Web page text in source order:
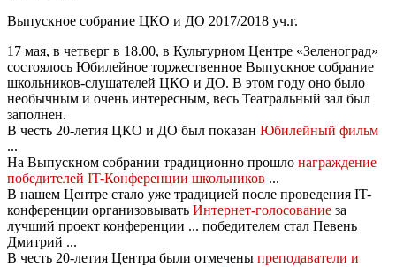
Выпускное собрание ЦКО и ДО 2017/2018 уч.г.
17 мая, в четверг в 18.00, в Культурном Центре «Зеленоград»
состоялось Юбилейное торжественное Выпускное собрание
школьников-слушателей ЦКО и ДО. В этом году оно было
необычным и очень интересным, весь Театральный зал был
заполнен.
В честь 20-летия ЦКО и ДО был показан Юбилейный фильм
...
На Выпускном собрании традиционно прошло награждение
победителей IT-Конференции школьников ...
В нашем Центре стало уже традицией после проведения IT-
конференции организовывать Интернет-голосование за
лучший проект конференции ... победителем стал Певень
Дмитрий ...
В честь 20-летия Центра были отмечены преподаватели и